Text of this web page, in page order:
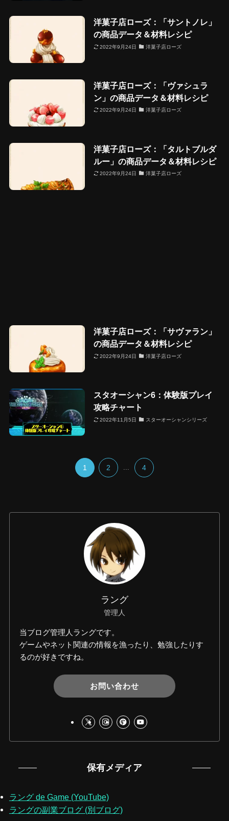
洋菓子店ローズ：「サントノレ」
の商品データ＆材料レシピ
2022年9月24日 洋菓子店ローズ
洋菓子店ローズ：「ヴァシュラ
ン」の商品データ＆材料レシピ
2022年9月24日 洋菓子店ローズ
洋菓子店ローズ：「タルトブルダ
ルー」の商品データ＆材料レシピ
2022年9月24日 洋菓子店ローズ
洋菓子店ローズ：「サヴァラン」
の商品データ＆材料レシピ
2022年9月24日 洋菓子店ローズ
スタオーシャン6：体験版プレイ
攻略チャート
2022年11月5日 スターオーシャンシリーズ
1 2 4
ラング
管理人
当ブログ管理人ラングです。
ゲームやネット関連の情報を漁ったり、勉強したりす
るのが好きですね。
お問い合わせ
保有メディア
ラング de Game (YouTube)
ラングの副業ブログ (別ブログ)